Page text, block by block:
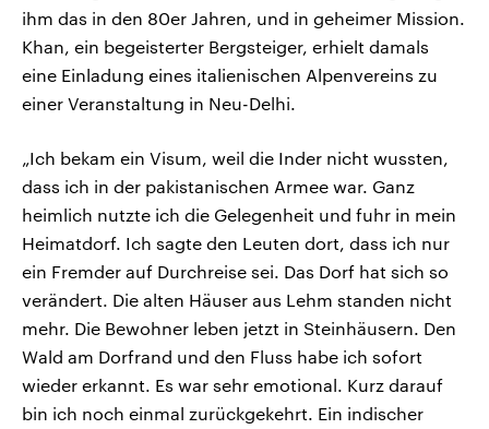
ihm das in den 80er Jahren, und in geheimer Mission.
Khan, ein begeisterter Bergsteiger, erhielt damals
eine Einladung eines italienischen Alpenvereins zu
einer Veranstaltung in Neu-Delhi.
„Ich bekam ein Visum, weil die Inder nicht wussten,
dass ich in der pakistanischen Armee war. Ganz
heimlich nutzte ich die Gelegenheit und fuhr in mein
Heimatdorf. Ich sagte den Leuten dort, dass ich nur
ein Fremder auf Durchreise sei. Das Dorf hat sich so
verändert. Die alten Häuser aus Lehm standen nicht
mehr. Die Bewohner leben jetzt in Steinhäusern. Den
Wald am Dorfrand und den Fluss habe ich sofort
wieder erkannt. Es war sehr emotional. Kurz darauf
bin ich noch einmal zurückgekehrt. Ein indischer